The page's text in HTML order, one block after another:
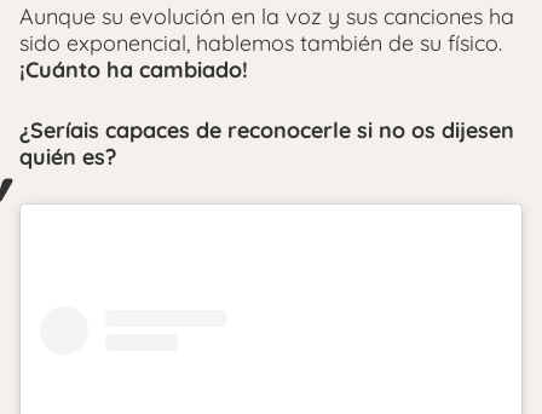
Aunque su evolución en la voz y sus canciones ha
sido exponencial, hablemos también de su físico.
¡Cuánto ha cambiado!
¿Seríais capaces de reconocerle si no os dijesen
quién es?